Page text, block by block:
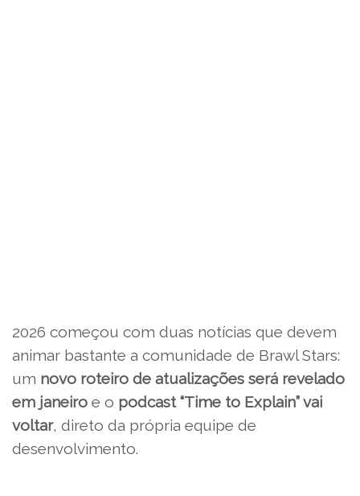
2026 começou com duas notícias que devem
animar bastante a comunidade de Brawl Stars:
um novo roteiro de atualizações será revelado
em janeiro e o podcast “Time to Explain” vai
voltar, direto da própria equipe de
desenvolvimento.